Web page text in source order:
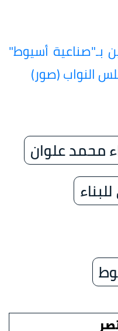
بـ"صناعية أسيوط"
النواب (صور)
محمد علوان